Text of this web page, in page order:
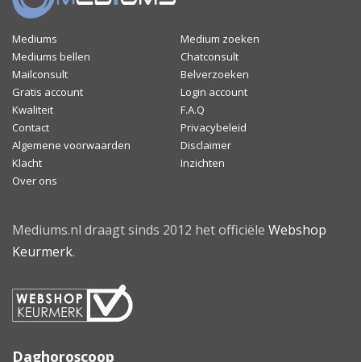
Mediums
Medium zoeken
Mediums bellen
Chatconsult
Mailconsult
Belverzoeken
Gratis account
Login account
Kwaliteit
F.A.Q
Contact
Privacybeleid
Algemene voorwaarden
Disclaimer
Klacht
Inzichten
Over ons
Mediums.nl draagt sinds 2012 het officiële Webshop
Keurmerk.
Daghoroscoop